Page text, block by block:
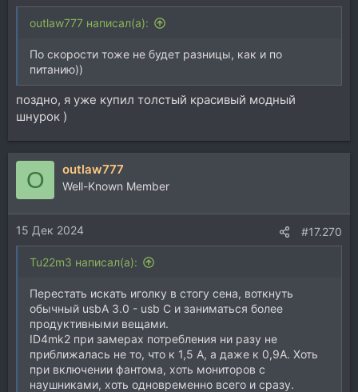
outlaw777 написал(а):
По скорости тоже не будет разницы, как и по
питанию))
поздно, я уже купил толстый красивый модный
шнурок )
O outlaw777
Well-Known Member
15 Дек 2024 #17.270
Tu22m3 написал(а):
Перестать искать иголку в стогу сена, воткнуть
обычный usbA 3.0 - usb C и заниматься более
продуктивными вещами.
ID4mk2 при замерах потребления ни разу не
приближалась не то, что к 1,5 А, а даже к 0,9А. Хоть
при включении фантома, хоть мониторов с
наушниками, хоть одновременно всего и сразу.